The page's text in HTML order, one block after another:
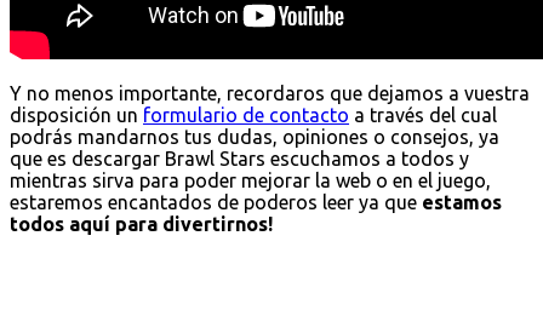
Y no menos importante, recordaros que dejamos a vuestra
disposición un formulario de contacto a través del cual
podrás mandarnos tus dudas, opiniones o consejos, ya
que es descargar Brawl Stars escuchamos a todos y
mientras sirva para poder mejorar la web o en el juego,
estaremos encantados de poderos leer ya que estamos
todos aquí para divertirnos!